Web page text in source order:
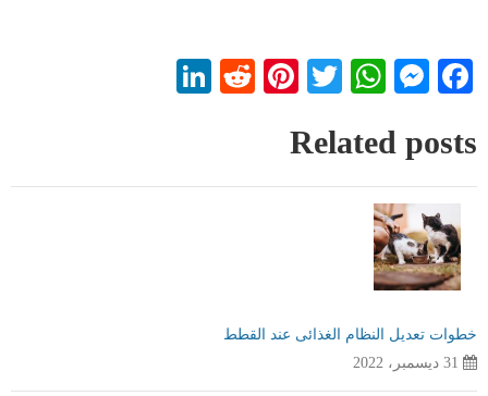
Facebook
Messenger
WhatsApp
Twitter
Pinterest
Reddit
Related posts
خطوات تعديل النظام الغذائى عند القطط
31 ديسمبر، 2022